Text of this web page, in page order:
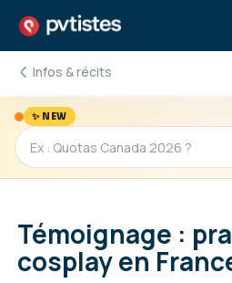
Infos & récits
✨ NEW
Témoignage :
cosplay en